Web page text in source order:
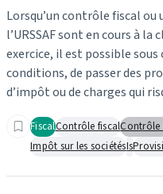
Lorsqu’un contrôle fiscal ou
l’URSSAF sont en cours à la
exercice, il est possible sous
conditions, de passer des
d’impôt ou de charges qui
FiscalContrôle fiscalContrôle
Impôt sur les sociétésIs